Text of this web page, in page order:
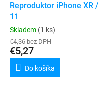
Reproduktor iPhone XR /
11
Skladem (1 ks)
€4,36 bez DPH
€5,27
Do košíka